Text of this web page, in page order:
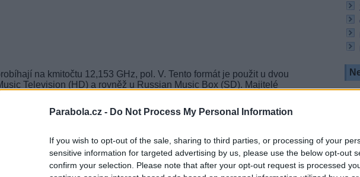
Parabola.cz - Do Not Process My Personal Information
If you wish to opt-out of the sale, sharing to third parties, or processing of your
sensitive information for targeted advertising by us, please use the below opt-out
confirm your selection. Please note that after your opt-out request is processed
na kmitočtu 12,153 GHz, pol. V. Tento formát je použit u dvou
Television (HD) a rovněž u Russian Music Box (SD). Majitelé
boxů či televizorů se satelitním tunerem mohou otestovat možnosti
zařízení. Oba programy se totiž vysílají nekódovaně ( FTA
na pozicích s názvy test1_1HD_HEVC (vysílání 1HD) a
(Russian Music Box).
- 1HD, Russian Music Box: